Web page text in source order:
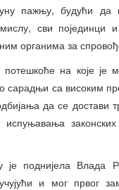
пажњу, будући да
сви појединци
органима за
потешкоће на које је
са високим
да се достави
законских
је поднијела
и мог првог